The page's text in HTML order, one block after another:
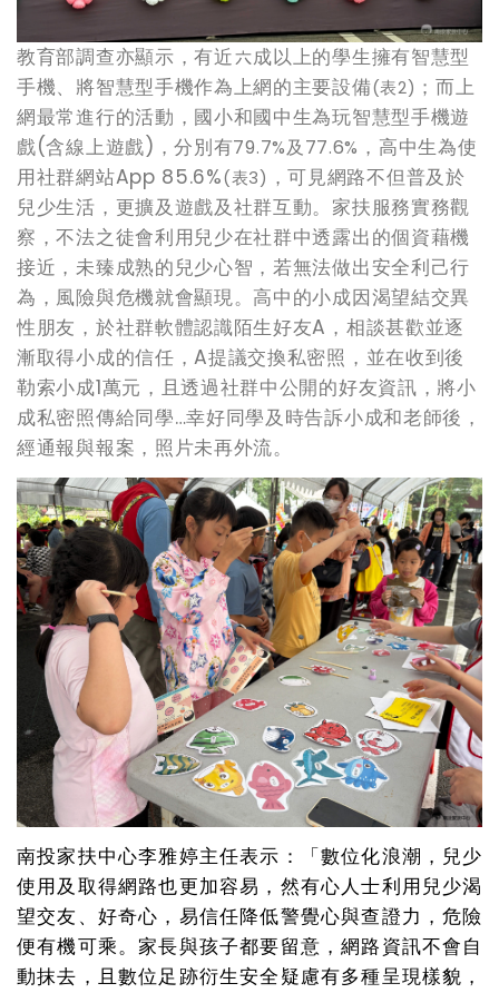
教育部調查亦顯示，有近六成以上的學生擁有智慧型
手機、將智慧型手機作為上網的主要設備(表2) ；而上
網最常進行的活動，國小和國中生為玩智慧型手機遊
戲(含線上遊戲)，分別有79.7%及77.6% ，高中生為使
用社群網站App 85.6%(表3) ，可見網路不但普及於
兒少生活，更擴及遊戲及社群互動。家扶服務實務觀
察，不法之徒會利用兒少在社群中透露出的個資藉機
接近，未臻成熟的兒少心智，若無法做出安全利己行
為，風險與危機就會顯現。高中的小成因渴望結交異
性朋友，於社群軟體認識陌生好友A，相談甚歡並逐
漸取得小成的信任，A提議交換私密照，並在收到後
勒索小成1萬元，且透過社群中公開的好友資訊，將小
成私密照傳給同學…幸好同學及時告訴小成和老師後，
經通報與報案，照片未再外流。
南投家扶中心李雅婷主任表示：「數位化浪潮，兒少
使用及取得網路也更加容易，然有心人士利用兒少渴
望交友、好奇心，易信任降低警覺心與查證力，危險
便有機可乘。家長與孩子都要留意，網路資訊不會自
動抹去，且數位足跡衍生安全疑慮有多種呈現樣貌，